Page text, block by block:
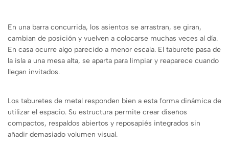
En una barra concurrida, los asientos se arrastran, se giran,
cambian de posición y vuelven a colocarse muchas veces al día.
En casa ocurre algo parecido a menor escala. El taburete pasa de
la isla a una mesa alta, se aparta para limpiar y reaparece cuando
llegan invitados.
Los taburetes de metal responden bien a esta forma dinámica de
utilizar el espacio. Su estructura permite crear diseños
compactos, respaldos abiertos y reposapiés integrados sin
añadir demasiado volumen visual.